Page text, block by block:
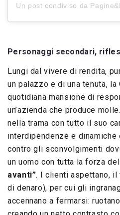
Personaggi secondari,
Lungi dal vivere di rendita,
un palazzo e di una tenuta,
quotidiana mansione di
un’azienda che produce molle.
nella trama con tutto il suo
interdipendenze e dinamiche
contro gli sconvolgimenti
un uomo con tutta la forza
avanti”. I clienti aspettano,
di denaro), per cui gli
accennano a fermarsi: